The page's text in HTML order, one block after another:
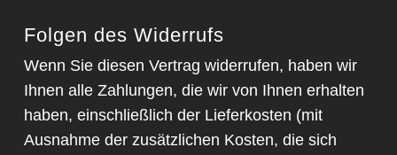
Folgen des Widerrufs
Wenn Sie diesen Vertrag widerrufen, haben wir
Ihnen alle Zahlungen, die wir von Ihnen erhalten
haben, einschließlich der Lieferkosten (mit
Ausnahme der zusätzlichen Kosten, die sich